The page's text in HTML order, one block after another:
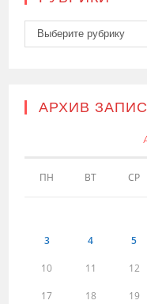
Рубрики
Выберите рубрику
АРХИВ
ПН ВТ СР
3 4 5
10 11 12
17 18 19